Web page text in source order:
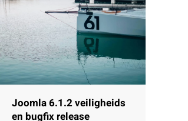
Joomla 6.1.2 veiligheids
en bugfix release